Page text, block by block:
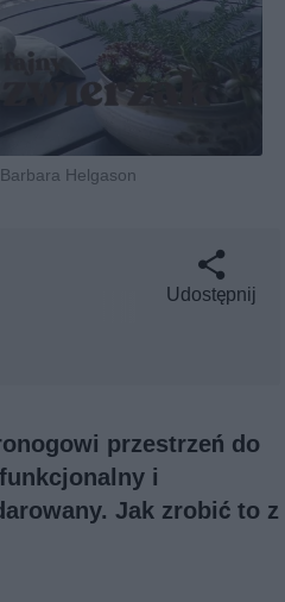
Helgason
Udostępnij
przestrzeń do
i
Jak zrobić to z